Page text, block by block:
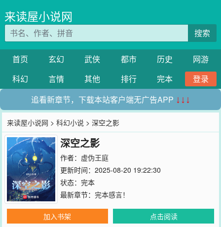
来读屋小说网
搜索
首页 玄幻 武侠 都市 历史
网游
科幻
言情 其他 排行 完本
登录
追看新章节，下载本站客户端无广告APP ↓↓↓
来读屋小说网 >科幻小说 > 深空之影
深空之影
作者： 虚伪王庭
更新时间：2025-08-20 19:22:30
状态：完本
最新章节： 完本感言！
加入书架
点击阅读